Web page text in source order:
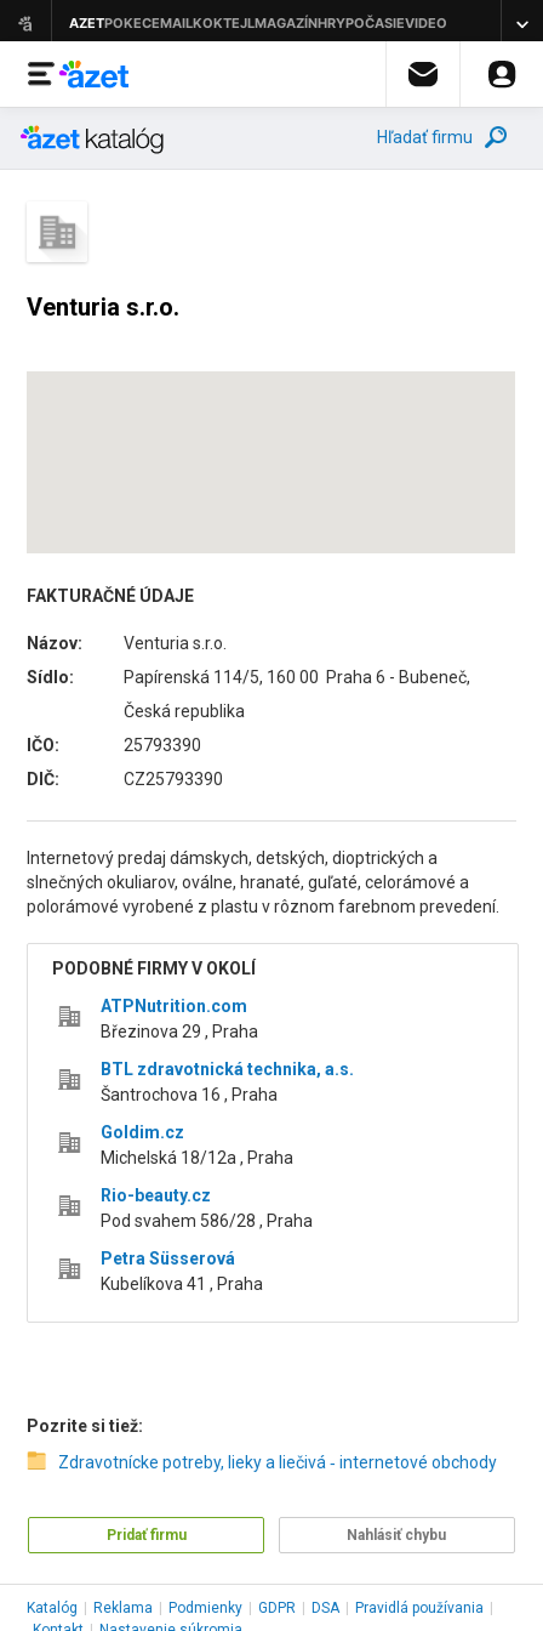
Hľadať firmu
Venturia s.r.o.
FAKTURAČNÉ ÚDAJE
Názov:
Venturia s.r.o.
Sídlo:
Papírenská 114/5, 160 00 Praha 6 - Bubeneč,
Česká republika
IČO:
25793390
DIČ:
CZ25793390
Internetový predaj dámskych, detských, dioptrických a
slnečných okuliarov, oválne, hranaté, guľaté, celorámové a
polorámové vyrobené z plastu v rôznom farebnom prevedení.
PODOBNÉ FIRMY V OKOLÍ
ATPNutrition.com
Březinova 29 , Praha
BTL zdravotnická technika, a.s.
Šantrochova 16 , Praha
Goldim.cz
Michelská 18/12a , Praha
Rio-beauty.cz
Pod svahem 586/28 , Praha
Petra Süsserová
Kubelíkova 41 , Praha
Pozrite si tiež:
Zdravotnícke potreby, lieky a liečivá ‑ internetové obchody
Pridať firmu Nahlásiť chybu
Katalóg Reklama Podmienky GDPR DSA Pravidlá používania